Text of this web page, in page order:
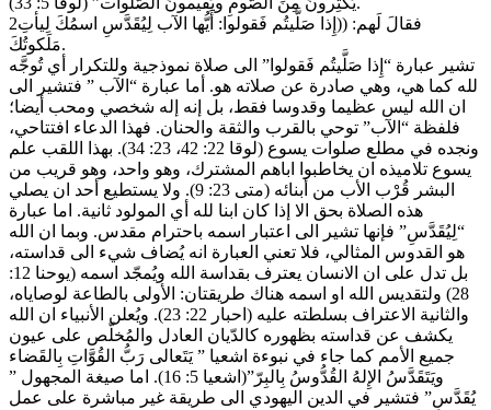
2فقالَ لَهم: ((إِذا صَلَّيتُم فَقولوا: أَيُّها الآب لِيُقَدَّسِ اسمُكَ لِيأتِ
مَلَكوتُكَ.
تشير عبارة “إِذا صَلَّيتُم فَقولوا” الى صلاة نموذجية وللتكرار أي تُوجَّه
لله كما هي، وهي صادرة عن صلاته هو. أما عبارة “الآب ” فتشير الى
ان الله ليس عظيما وقدوسا فقط، بل إنه إله شخصي ومحب أيضا؛
فلفظة “الآب” توحي بالقرب والثقة والحنان. فهذا الدعاء افتتاحي،
ونجده في مطلع صلوات يسوع (لوقا 22: 42، 23: 34). بهذا اللقب علم
يسوع تلاميذه ان يخاطبوا اباهم المشترك، وهو واحد، وهو قريب من
البشر قُرْب الأب من أبنائه (متى 23: 9). ولا يستطيع أحد ان يصلي
هذه الصلاة بحق الا إذا كان ابنا لله أي المولود ثانية. اما عبارة
“لِيُقَدَّسِ” فإنها تشير الى اعتبار اسمه باحترام مقدس. وبما ان الله
هو القدوس المثالي، فلا تعني العبارة انه يُضاف شيء الى قداسته،
بل تدل على ان الانسان يعترف بقداسة الله ويُمجّد اسمه (يوحنا 12:
28) ولتقديس الله او اسمه هناك طريقتان: الأولى بالطاعة لوصاياه،
والثانية الاعتراف بسلطته عليه (احبار 22: 23). ويُعلن الأنبياء ان الله
يكشف عن قداسته بظهوره كالدّيان العادل والمُخلّص على عيون
جميع الأمم كما جاء في نبوءة اشعيا ” يَتَعالى رَبُّ القُوَّاتِ بِالقَضاء
ويَتَقَدَّسُ الإِلهُ القُدُّوسُ بِالبِرّ”(اشعيا 5: 16). اما صيغة المجهول ”
يُقَدَّسِ” فتشير في الدين اليهودي الى طريقة غير مباشرة على عمل